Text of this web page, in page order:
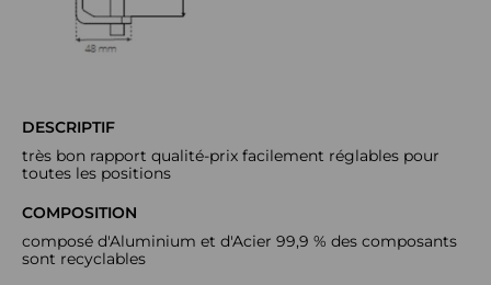
DESCRIPTIF
très bon rapport qualité-prix facilement réglables pour
toutes les positions
COMPOSITION
composé d'Aluminium et d'Acier 99,9 % des composants
sont recyclables